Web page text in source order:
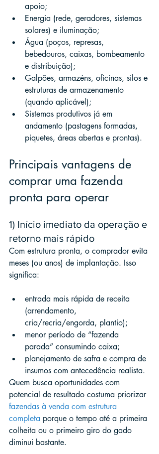
apoio;
Energia (rede, geradores, sistemas
solares) e iluminação;
Água (poços, represas,
bebedouros, caixas, bombeamento
e distribuição);
Galpões, armazéns, oficinas, silos e
estruturas de armazenamento
(quando aplicável);
Sistemas produtivos já em
andamento (pastagens formadas,
piquetes, áreas abertas e prontas).
Principais vantagens de
comprar uma fazenda
pronta para operar
1) Início imediato da operação e
retorno mais rápido
Com estrutura pronta, o comprador evita
meses (ou anos) de implantação. Isso
significa:
entrada mais rápida de receita
(arrendamento,
cria/recria/engorda, plantio);
menor período de “fazenda
parada” consumindo caixa;
planejamento de safra e compra de
insumos com antecedência realista.
Quem busca oportunidades com
potencial de resultado costuma priorizar
fazendas à venda com estrutura
completa porque o tempo até a primeira
colheita ou o primeiro giro do gado
diminui bastante.